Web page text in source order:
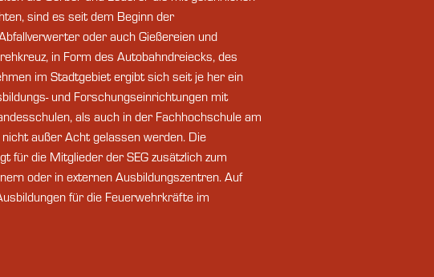
sind es seit dem Beginn der
oder auch Gießereien und
in Form des Autobahndreiecks, des
im Stadtgebiet ergibt sich seit je her ein
und Forschungseinrichtungen mit
als auch in der Fachhochschule am
außer Acht gelassen werden. Die
für die Mitglieder der SEG zusätzlich zum
oder in externen Ausbildungszentren. Auf
für die Feuerwehrkräfte im